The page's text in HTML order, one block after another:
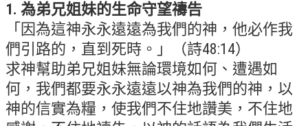
兒童主日學活動影音
青少年牧區
青少牧區活動影音
社青牧區
大社青小組
1. 為弟兄姐妹的生命守望禱告
「因為這神永永遠遠為我們的神，他必作我
們引路的，直到死時。」（詩48:14）
求神幫助弟兄姐妹無論環境如何、遭遇如
何，我們都要永永遠遠以神為我們的神，以
神的信實為糧，使我們不住地讚美，不住地